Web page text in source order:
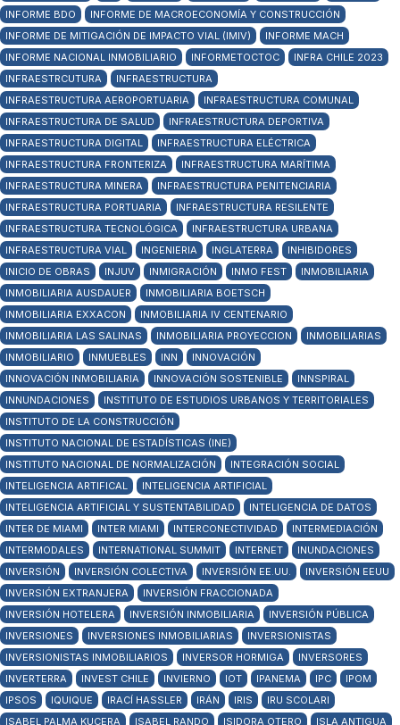
INFORME BDO
INFORME DE MACROECONOMÍA Y CONSTRUCCIÓN
INFORME DE MITIGACIÓN DE IMPACTO VIAL (IMIV)
INFORME MACH
INFORME NACIONAL INMOBILIARIO
INFORMETOCTOC
INFRA CHILE 2023
INFRAESTRCUTURA
INFRAESTRUCTURA
INFRAESTRUCTURA AEROPORTUARIA
INFRAESTRUCTURA COMUNAL
INFRAESTRUCTURA DE SALUD
INFRAESTRUCTURA DEPORTIVA
INFRAESTRUCTURA DIGITAL
INFRAESTRUCTURA ELÉCTRICA
INFRAESTRUCTURA FRONTERIZA
INFRAESTRUCTURA MARÍTIMA
INFRAESTRUCTURA MINERA
INFRAESTRUCTURA PENITENCIARIA
INFRAESTRUCTURA PORTUARIA
INFRAESTRUCTURA RESILENTE
INFRAESTRUCTURA TECNOLÓGICA
INFRAESTRUCTURA URBANA
INFRAESTRUCTURA VIAL
INGENIERIA INGLATERRA
INHIBIDORES
INICIO DE OBRAS
INJUV INMIGRACIÓN INMO FEST
INMOBILIARIA
INMOBILIARIA AUSDAUER
INMOBILIARIA BOETSCH
INMOBILIARIA EXXACON
INMOBILIARIA IV CENTENARIO
INMOBILIARIA LAS SALINAS
INMOBILIARIA PROYECCION
INMOBILIARIAS
INMOBILIARIO
INMUEBLES INN
INNOVACIÓN
INNOVACIÓN INMOBILIARIA
INNOVACIÓN SOSTENIBLE
INNSPIRAL
INNUNDACIONES
INSTITUTO DE ESTUDIOS URBANOS Y TERRITORIALES
INSTITUTO DE LA CONSTRUCCIÓN
INSTITUTO NACIONAL DE ESTADÍSTICAS (INE)
INSTITUTO NACIONAL DE NORMALIZACIÓN
INTEGRACIÓN SOCIAL
INTELIGENCIA ARTIFICAL
INTELIGENCIA ARTIFICIAL
INTELIGENCIA ARTIFICIAL Y SUSTENTABILIDAD
INTELIGENCIA DE DATOS
INTER DE MIAMI
INTER MIAMI INTERCONECTIVIDAD
INTERMEDIACIÓN
INTERMODALES
INTERNATIONAL SUMMIT INTERNET
INUNDACIONES
INVERSIÓN
INVERSIÓN COLECTIVA INVERSIÓN EE.UU.
INVERSIÓN EEUU
INVERSIÓN EXTRANJERA
INVERSIÓN FRACCIONADA
INVERSIÓN HOTELERA
INVERSIÓN INMOBILIARIA
INVERSIÓN PÚBLICA
INVERSIONES
INVERSIONES INMOBILIARIAS
INVERSIONISTAS
INVERSIONISTAS INMOBILIARIOS
INVERSOR HORMIGA
INVERSORES
INVERTERRA
INVEST CHILE INVIERNO IOT IPANEMA IPC
IPOM
IPSOS
IQUIQUE IRACÍ HASSLER IRÁN IRIS
IRU SCOLARI
ISABEL PALMA KUCERA
ISABEL RANDO ISIDORA OTERO
ISLA ANTIGUA